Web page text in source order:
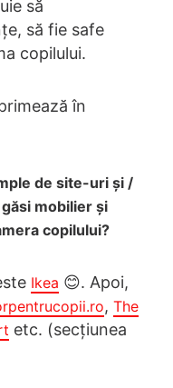
să
să fie safe
copilului.
în
de site-uri și /
mobilier și
copilului?
Ikea 😊. Apoi,
, The
etc. (secțiunea